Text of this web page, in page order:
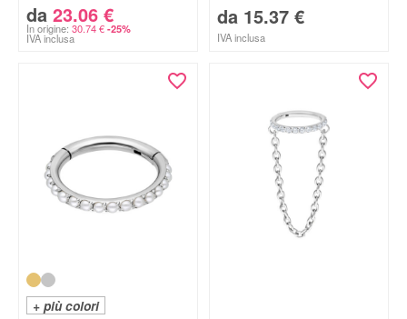
da 23.06 €
In origine: 30.74€ -25%
IVA inclusa
da 15.37 €
IVA inclusa
+ più colori